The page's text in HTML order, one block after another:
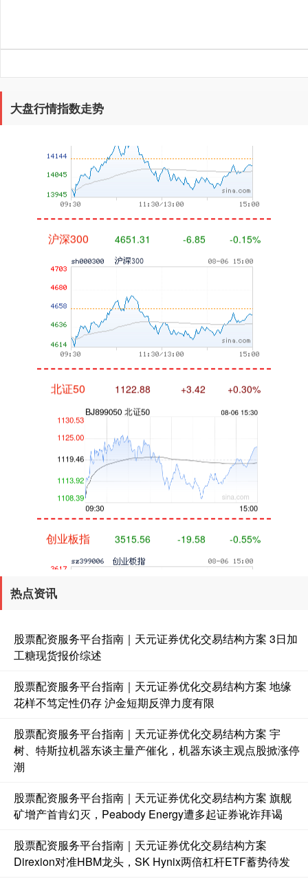
大盘行情指数走势
深证成指
沪深300 4651.31 -6.85 -0.15%
北证50 1122.88 +3.42 +0.30%
创业板指 3515.56 -19.58 -0.55%
国债指数 229.59 -0.00 0.00%
热点资讯
股票配资服务平台指南｜天元证券优化交易结构方案 3日加
工糖现货报价综述
股票配资服务平台指南｜天元证券优化交易结构方案 地缘
花样不笃定性仍存 沪金短期反弹力度有限
股票配资服务平台指南｜天元证券优化交易结构方案 宇
树、特斯拉机器东谈主量产催化，机器东谈主观点股掀涨停
潮
股票配资服务平台指南｜天元证券优化交易结构方案 旗舰
矿增产首肯幻灭，Peabody Energy遭多起证券讹诈拜谒
股票配资服务平台指南｜天元证券优化交易结构方案
Direxion对准HBM龙头，SK Hynix两倍杠杆ETF蓄势待发